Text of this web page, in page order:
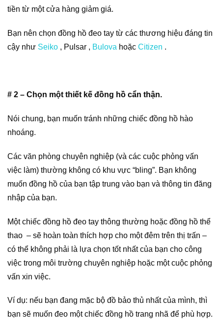
tiền từ một cửa hàng giảm giá.
Bạn nên chọn đồng hồ đeo tay từ các thương hiệu đáng tin
cậy như Seiko , Pulsar , Bulova hoặc Citizen .
# 2 – Chọn một thiết kế đồng hồ cẩn thận.
Nói chung, bạn muốn tránh những chiếc đồng hồ hào
nhoáng.
Các văn phòng chuyên nghiệp (và các cuộc phỏng vấn
việc làm) thường không có khu vực “bling”. Bạn không
muốn đồng hồ của bạn tập trung vào bạn và thông tin đăng
nhập của bạn.
Một chiếc đồng hồ đeo tay thông thường hoặc đồng hồ thể
thao – sẽ hoàn toàn thích hợp cho một đêm trên thị trấn –
có thể không phải là lựa chọn tốt nhất của bạn cho công
việc trong môi trường chuyên nghiệp hoặc một cuộc phỏng
vấn xin việc.
Ví dụ: nếu bạn đang mặc bộ đồ bảo thủ nhất của mình, thì
bạn sẽ muốn đeo một chiếc đồng hồ trang nhã để phù hợp.